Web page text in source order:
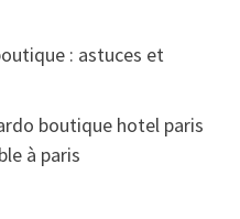
: astuces et
boutique hotel paris
à paris